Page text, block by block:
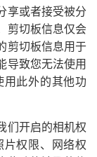
享或者接受被分
剪切板信息仅会
剪切板信息用于
导致您无法使用
此外的其他功
们开启的相机权
权限、网络权